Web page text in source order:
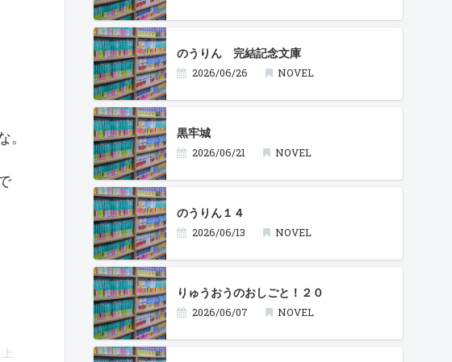
のうりん 完結記念文庫
2026/06/26 NOVEL
黒牢城
2026/06/21 NOVEL
のうりん１４
2026/06/13 NOVEL
りゅうおうのおしごと！２０
2026/06/07 NOVEL